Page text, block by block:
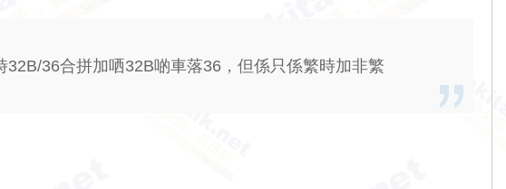
36合拼加哂32B啲車落36，但係只係繁時加非繁